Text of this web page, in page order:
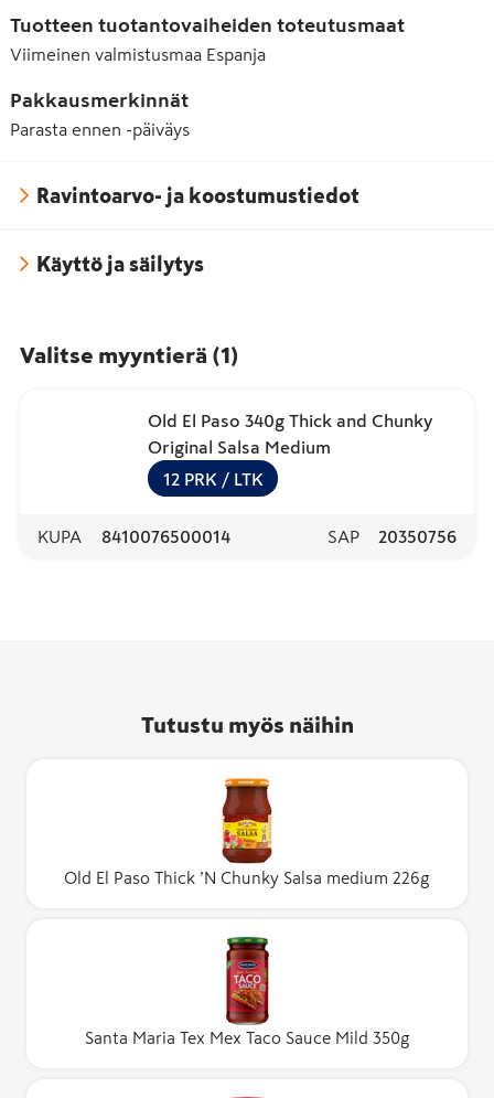
Tuotteen tuotantovaiheiden toteutusmaat
Viimeinen valmistusmaa Espanja
Pakkausmerkinnät
Parasta ennen -päiväys
Ravintoarvo- ja koostumustiedot
Käyttö ja säilytys
Valitse myyntierä (1 )
Old El Paso 340g Thick and Chunky
Original Salsa Medium
12 PRK / LTK
KUPA 8410076500014 SAP 20350756
Tutustu myös näihin
Old El Paso Thick ’N Chunky Salsa medium 226g
Santa Maria Tex Mex Taco Sauce Mild 350g